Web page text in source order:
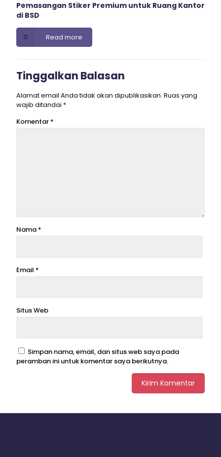
Pemasangan Stiker Premium untuk Ruang Kantor
di BSD
Read more
Tinggalkan Balasan
Alamat email Anda tidak akan dipublikasikan. Ruas yang
wajib ditandai *
Komentar *
Nama *
Email *
Situs Web
Simpan nama, email, dan situs web saya pada
peramban ini untuk komentar saya berikutnya.